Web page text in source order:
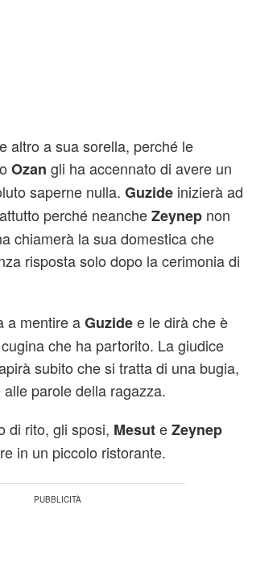
altro a sua sorella, perché le
Ozan gli ha accennato di avere un
saperne nulla. Guzideinizierà ad
perché neancheZeynepnon
chiamerà la sua domestica che
risposta solo dopo la cerimonia di
a mentire aGuzidee le dirà che è
che ha partorito. La giudice
subito che si tratta di una bugia,
parole della ragazza.
di rito, gli sposi, MesuteZeynep
in un piccolo ristorante.